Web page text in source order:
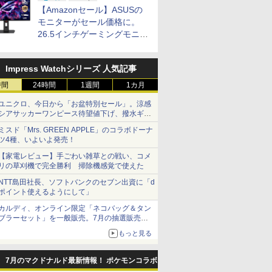
【Amazonセール】ASUSの
モニターがセール価格に。
26.5インチゲーミングモニタ
XG27ACDMS」限定モデルも
お買い得
Impress Watchシリーズ 人気記事
24時間 1週間 1カ月
ニクロ、今日から「お盆特別セール」。涼感
アサッカーワンピース待望値下げ、撥水ギア
ョーツは1990円に
スド「Mrs. GREEN APPLE」のコラボドーナ
4種、いよいよ発売！
家電レビュー】手ごわい雑草との戦い、コメ
の草刈機で完全勝利 掃除機感覚で使えた
島田社長、ソフトバンクのセブン出資に「d
イント使えるようにして」
ルディ、オンライン限定「ネコバッグ＆タン
ラーセット」を一般販売。7月の抽選販売の
もっと見る
7月のマクドナルド最新情報！ ポケモンコラボ